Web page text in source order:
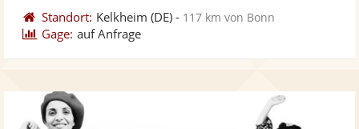
Standort: Kelkheim (DE) - 117 km von Bonn
Gage: auf Anfrage